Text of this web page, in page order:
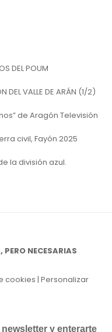
DEL POUM
DEL VALLE DE ARÁN (1/2)
de Aragón Televisión
civil, Fayón 2025
la división azul.
NECESARIAS
cookies | Personalizar
y enterarte